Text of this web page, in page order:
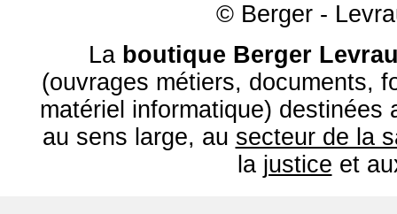
© Berger -
La boutique Berger
(ouvrages métiers, documents,
matériel informatique) destinées
au sens large, au secteur de la
la justice et